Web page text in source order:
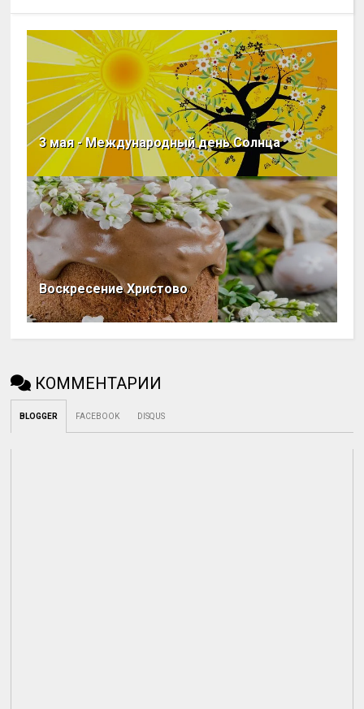
3 мая - Международный день Солнца
Воскресение Христово
КОММЕНТАРИИ
BLOGGER FACEBOOK DISQUS